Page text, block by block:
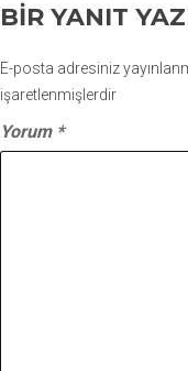
BIR YANIT
E-posta adresiniz
işaretlenmişlerdir
Yorum *